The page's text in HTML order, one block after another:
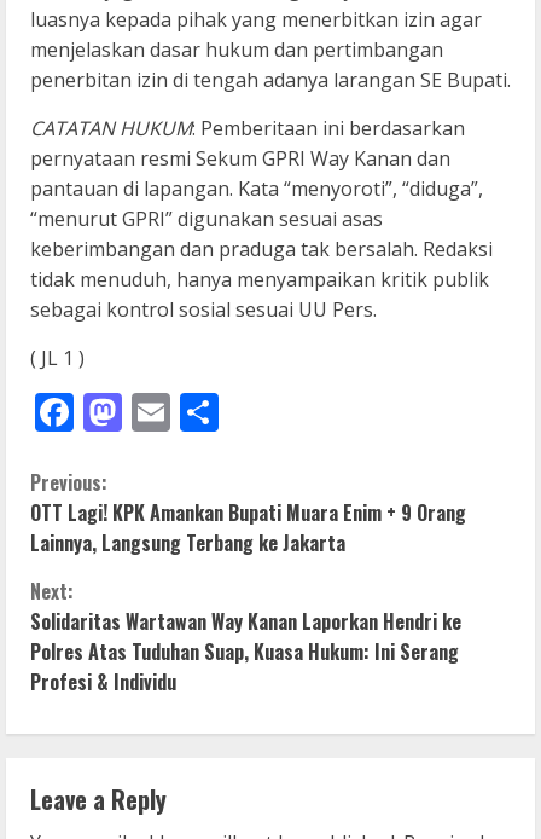
luasnya kepada pihak yang menerbitkan izin agar
menjelaskan dasar hukum dan pertimbangan
penerbitan izin di tengah adanya larangan SE Bupati.
CATATAN HUKUM: Pemberitaan ini berdasarkan
pernyataan resmi Sekum GPRI Way Kanan dan
pantauan di lapangan. Kata “menyoroti”, “diduga”,
“menurut GPRI” digunakan sesuai asas
keberimbangan dan praduga tak bersalah. Redaksi
tidak menuduh, hanya menyampaikan kritik publik
sebagai kontrol sosial sesuai UU Pers.
( JL 1 )
Facebook
Mastodon
Email
C
o
n
t
i
n
u
Previous:
OTT Lagi! KPK Amankan Bupati Muara Enim + 9 Orang
Lainnya, Langsung Terbang ke Jakarta
Next:
Solidaritas Wartawan Way Kanan Laporkan Hendri ke
Polres Atas Tuduhan Suap, Kuasa Hukum: Ini Serang
Profesi & Individu
Leave a Reply